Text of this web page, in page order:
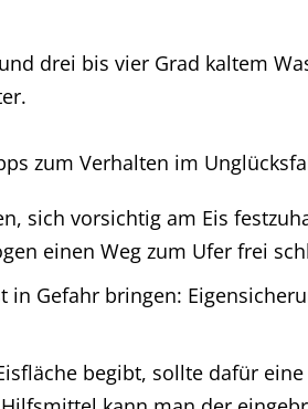
drei bis vier Grad kaltem
zum Verhalten im
sich vorsichtig am Eis
einen Weg zum Ufer frei
Gefahr bringen:
begibt, sollte dafür